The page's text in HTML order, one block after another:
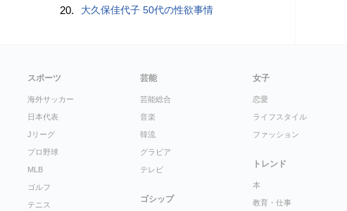
20. 大久保佳代子 50代の性欲事情
スポーツ
海外サッカー
日本代表
Jリーグ
プロ野球
MLB
ゴルフ
テニス
芸能
芸能総合
音楽
韓流
グラビア
テレビ
ゴシップ
女子
恋愛
ライフスタイル
ファッション
トレンド
本
教育・仕事